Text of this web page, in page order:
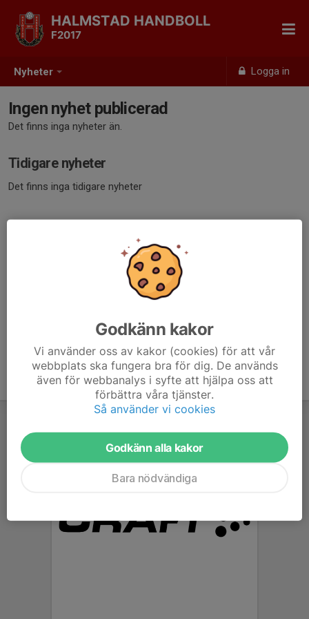
Nyheter Logga in
HALMSTAD HANDBOLL
F2017
Ingen nyhet publicerad
Det finns inga nyheter än.
Tidigare nyheter
Det finns inga tidigare nyheter
Godkänn kakor
Vi använder oss av kakor (cookies) för att vår
webbplats ska fungera bra för dig. De används
även för webbanalys i syfte att hjälpa oss att
förbättra våra tjänster.
Så använder vi cookies
Godkänn alla kakor
Bara nödvändiga